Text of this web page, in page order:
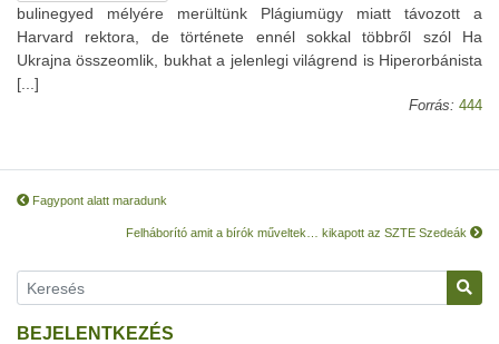
bulinegyed mélyére merültünk Plágiumügy miatt távozott a
Harvard rektora, de története ennél sokkal többről szól Ha
Ukrajna összeomlik, bukhat a jelenlegi világrend is Hiperorbánista
[...]
Forrás: 444
Fagypont alatt maradunk
Felháborító amit a bírók műveltek… kikapott az SZTE Szedeák
BEJELENTKEZÉS